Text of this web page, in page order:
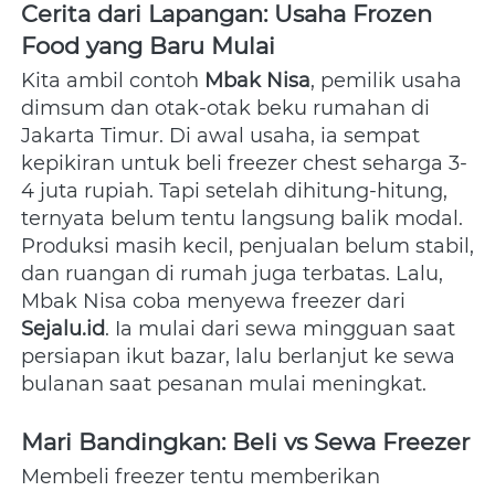
Cerita dari Lapangan: Usaha Frozen
Food yang Baru Mulai
Kita ambil contoh Mbak Nisa, pemilik usaha
dimsum dan otak-otak beku rumahan di
Jakarta Timur. Di awal usaha, ia sempat
kepikiran untuk beli freezer chest seharga 3-
4 juta rupiah. Tapi setelah dihitung-hitung,
ternyata belum tentu langsung balik modal.
Produksi masih kecil, penjualan belum stabil,
dan ruangan di rumah juga terbatas. Lalu,
Sejalu.id. Ia mulai dari sewa mingguan saat
persiapan ikut bazar, lalu berlanjut ke sewa
bulanan saat pesanan mulai meningkat.
Mari Bandingkan: Beli vs Sewa Freezer
Membeli freezer tentu memberikan